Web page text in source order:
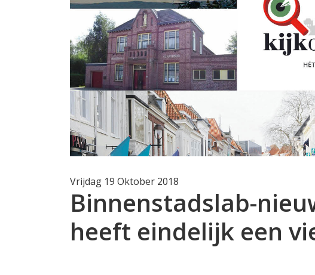
Vrijdag 19 Oktober 2018
Binnenstadslab-
heeft eindelijk een